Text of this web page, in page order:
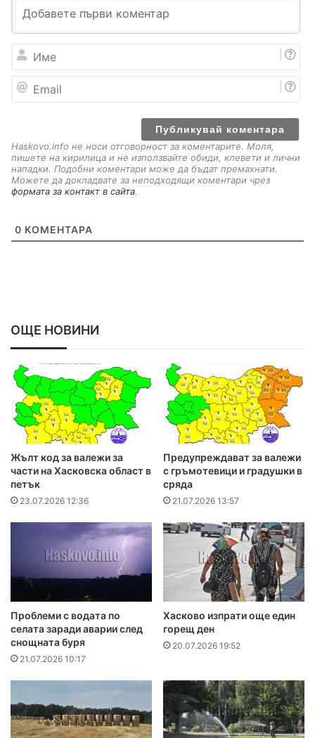
И
е
a
Haskovo.info не носи отговорност за коментарите. Моля,
пишете на кирилица и не използвайте обиди, клевети и лични
нападки. Подобни коментари може да бъдат премахнати.
Можете да докладвате за неподходящи коментари чрез
формата за контакт в сайта.
0 КОМЕНТАРА
ОЩЕ НОВИНИ
Жълт код за валежи за
части на Хасковска област в
петък
23.07.2026 12:36
Предупреждават за валежи
с гръмотевици и градушки в
сряда
21.07.2026 13:57
Проблеми с водата по
селата заради аварии след
снощната буря
21.07.2026 10:17
Хасково изпрати още един
горещ ден
20.07.2026 19:52